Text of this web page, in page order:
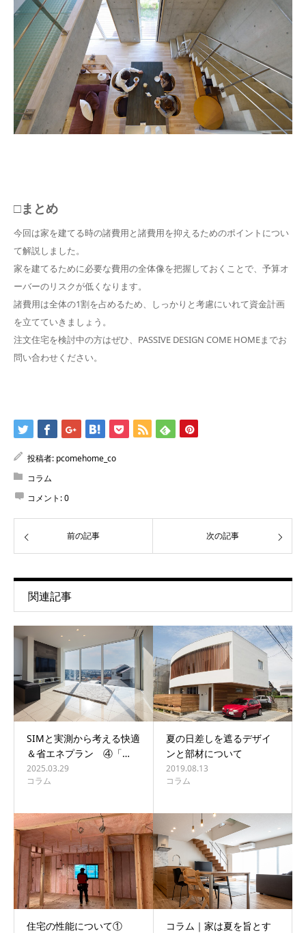
□まとめ
今回は家を建てる時の諸費用と諸費用を抑えるためのポイントについ
て解説しました。
家を建てるために必要な費用の全体像を把握しておくことで、予算オ
ーバーのリスクが低くなります。
諸費用は全体の1割を占めるため、しっかりと考慮にいれて資金計画
を立てていきましょう。
注文住宅を検討中の方はぜひ、PASSIVE DESIGN COME HOMEまでお
問い合わせください。
投稿者: pcomehome_co
コラム
コメント:0
前の記事 次の記事
関連記事
SIMと実測から考える快適
＆省エネプラン ④「…
2025.03.29
コラム
夏の日差しを遮るデザイ
ンと部材について
2019.08.13
コラム
住宅の性能について①
コラム｜家は夏を旨とす